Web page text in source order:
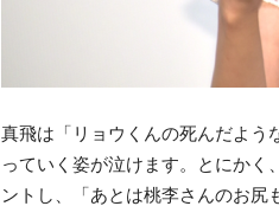
真飛は「リョウくんの死んだよう
っていく姿が泣けます。とにかく
ントし、「あとは桃李さんのお尻